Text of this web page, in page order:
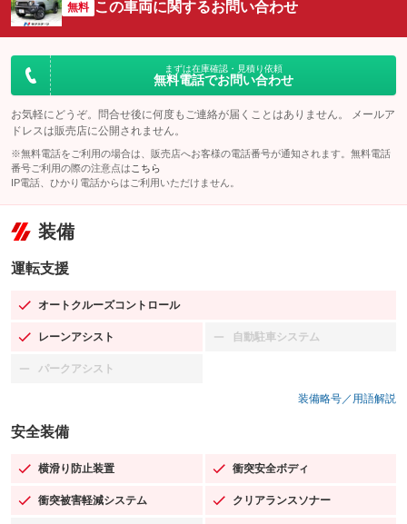
無料 この車両に関するお問い合わせ
まずは在庫確認・見積り依頼
無料電話でお問い合わせ
お気軽にどうぞ。問合せ後に何度もご連絡が届くことはありません。 メールア
ドレスは販売店に公開されません。
※無料電話をご利用の場合は、販売店へお客様の電話番号が通知されます。無料電話
番号ご利用の際の注意点は こちら
IP電話、ひかり電話からはご利用いただけません。
装備
運転支援
オートクルーズコントロール
：装備あり
レーンアシスト
：装備あり 自動駐車システム
：装備なし
パークアシスト
：装備なし
装備略号／用語解説
安全装備
横滑り防止装置
：装備あり 衝突安全ボディ
：装備あり
衝突被害軽減システム
：装備あり クリアランスソナー
：装備あり